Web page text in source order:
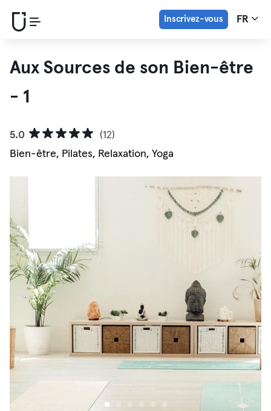
Inscrivez-vous FR
Aux Sources de son Bien-être
- 1
5.0
(12)
Bien-être, Pilates, Relaxation, Yoga